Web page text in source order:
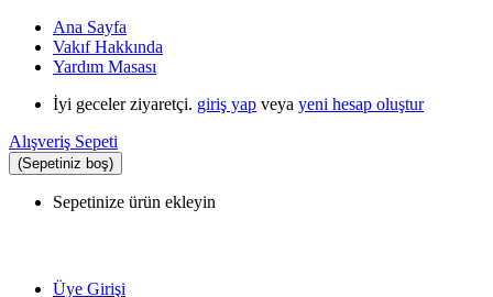
Ana Sayfa
Vakıf Hakkında
Yardım Masası
İyi geceler ziyaretçi. giriş yap veya yeni hesap oluştur
Alışveriş Sepeti
(Sepetiniz boş)
Sepetinize ürün ekleyin
Üye Girişi